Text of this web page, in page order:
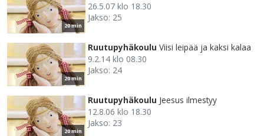
20 min
26.5.07 klo 18.30
Jakso: 25
20 min
Ruutupyhäkoulu Viisi leipää ja kaksi kalaa
9.2.14 klo 08.30
Jakso: 24
20 min
Ruutupyhäkoulu Jeesus ilmestyy
12.8.06 klo 18.30
Jakso: 23